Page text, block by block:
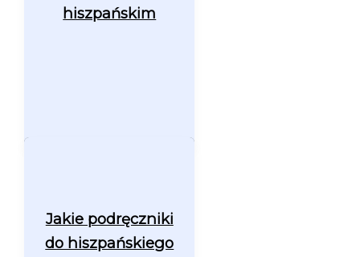
hiszpańskim
Jakie podręczniki
do hiszpańskiego